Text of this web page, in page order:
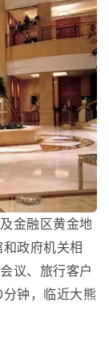
金融区黄金地
政府机关相
议、旅行客户
钟，临近大熊